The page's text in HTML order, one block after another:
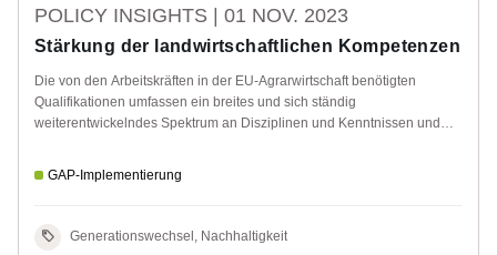
POLICY INSIGHTS | 01 NOV. 2023
Stärkung der landwirtschaftlichen Kompetenzen
Die von den Arbeitskräften in der EU-Agrarwirtschaft benötigten
Qualifikationen umfassen ein breites und sich ständig
weiterentwickelndes Spektrum an Disziplinen und Kenntnissen und
Entwicklung landwirtschaftlicher Qualifikationen.
GAP-Implementierung
Generationswechsel, Nachhaltigkeit